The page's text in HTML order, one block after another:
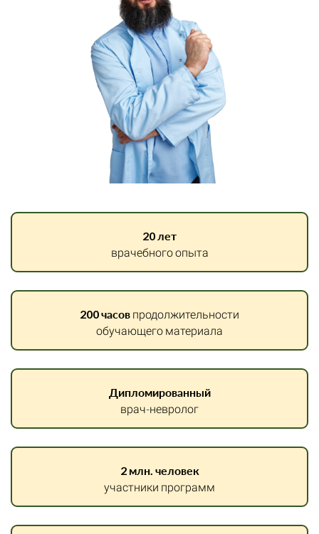
20 лет
врачебного опыта
200 часов продолжительности
обучающего материала
Дипломированный
врач-невролог
2 млн. человек
участники программ